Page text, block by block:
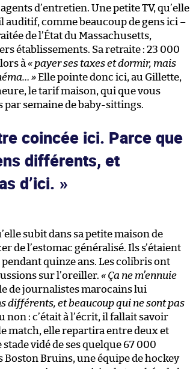
d’entretien. Une petite TV, qu’elle
auditif, comme beaucoup de gens ici –
de l’État du Massachusetts,
établissements. Sa retraite : 23 000
à « payer ses taxes et dormir, mais
»Elle pointe donc ici, au Gillette,
le tarif maison, qui que vous
par semaine de baby-sittings.
coincée ici. Parce que
différents, et
d’ici.
subit dans sa petite maison de
de l’estomac généralisé. Ils s’étaient
quinze ans. Les colibris ont
sur l’oreiller. « Ça ne m’ennuie
de journalistes marocains lui
différents, et beaucoup qui ne sont pas
: c’était à l’écrit, il fallait savoir
match, elle repartira entre deux et
vidé de ses quelque 67 000
Boston Bruins, une équipe de hockey